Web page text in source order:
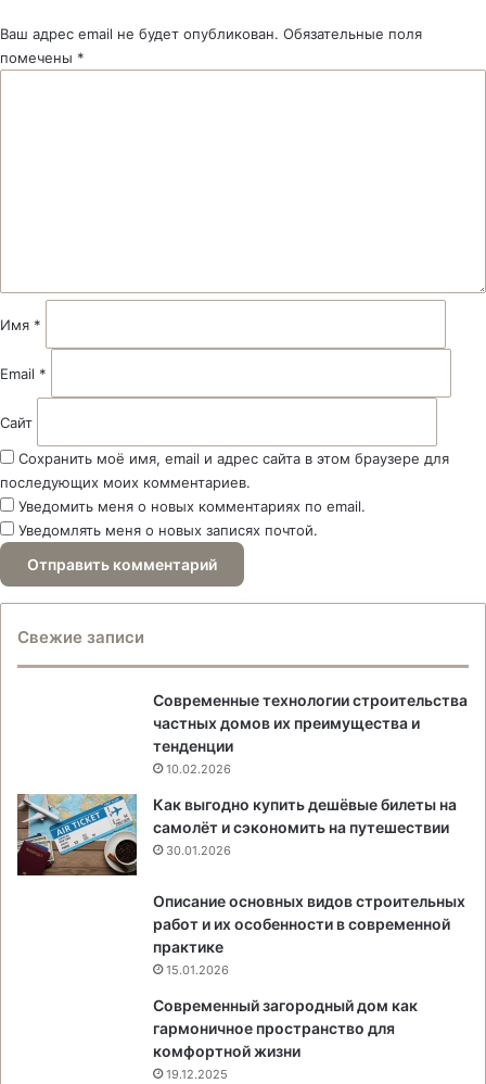
Ваш адрес email не будет опубликован. Обязательные поля
помечены *
и
й
Имя *
Email *
Сайт
Сохранить моё имя, email и адрес сайта в этом браузере для
последующих моих комментариев.
Уведомить меня о новых комментариях по email.
Уведомлять меня о новых записях почтой.
Свежие записи
Современные технологии строительства
частных домов их преимущества и
тенденции
10.02.2026
Как выгодно купить дешёвые билеты на
самолёт и сэкономить на путешествии
30.01.2026
Описание основных видов строительных
работ и их особенности в современной
практике
15.01.2026
Современный загородный дом как
гармоничное пространство для
комфортной жизни
19.12.2025